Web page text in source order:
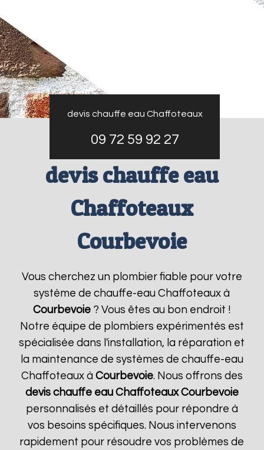
devis chauffe eau Chaffoteaux
09 72 59 92 27
devis chauffe eau
Chaffoteaux
Courbevoie
Vous cherchez un plombier fiable pour votre
système de chauffe-eau Chaffoteaux à
Courbevoie ? Vous êtes au bon endroit !
Notre équipe de plombiers expérimentés est
spécialisée dans l'installation, la réparation et
la maintenance de systèmes de chauffe-eau
Chaffoteaux à Courbevoie. Nous offrons des
devis chauffe eau Chaffoteaux Courbevoie
personnalisés et détaillés pour répondre à
vos besoins spécifiques. Nous intervenons
rapidement pour résoudre vos problèmes de